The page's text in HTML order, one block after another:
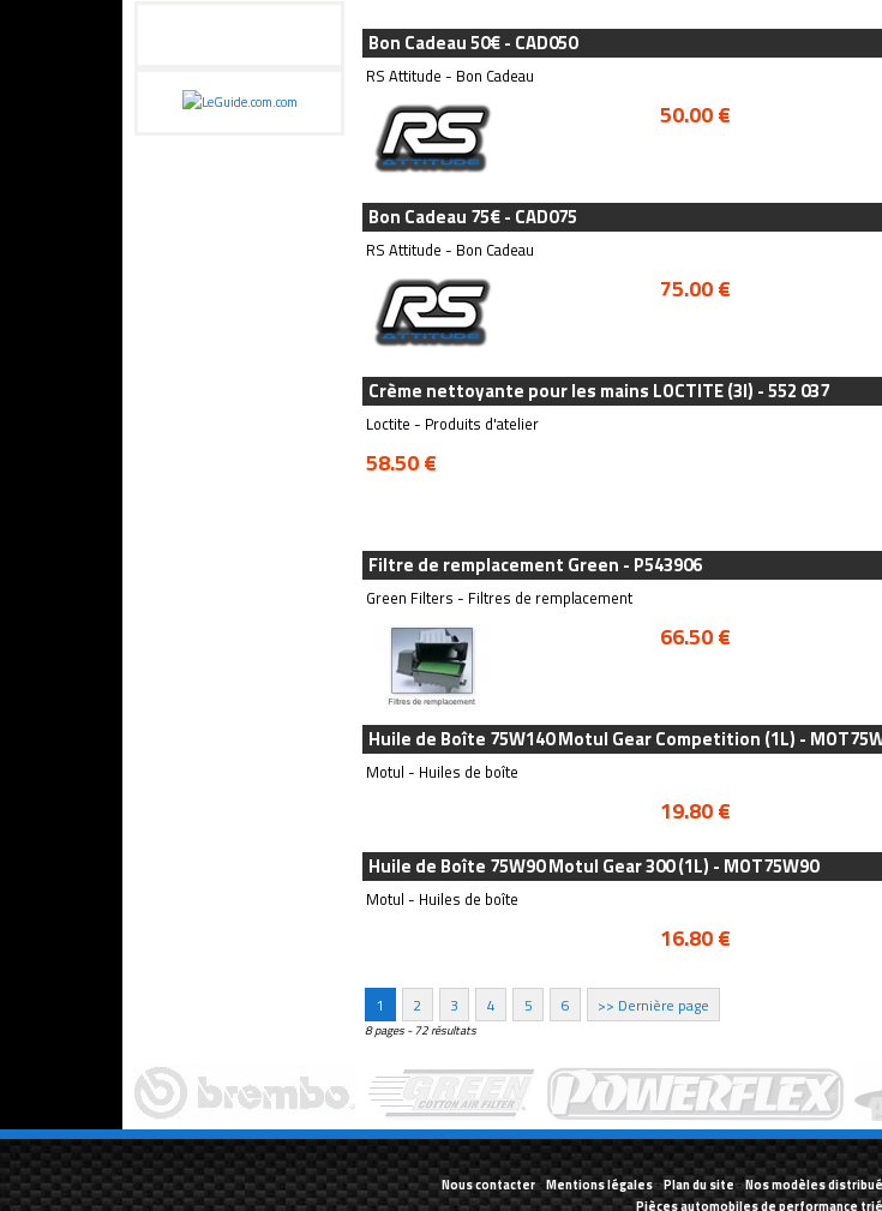
Bon Cadeau 50€ - CAD050
RS Attitude - Bon Cadeau
50.00 €
Bon Cadeau 75€ - CAD075
RS Attitude - Bon Cadeau
75.00 €
Crème nettoyante pour les mains LOCTITE (3l) - 552 037
Loctite - Produits d'atelier
58.50 €
Filtre de remplacement Green - P543906
Green Filters - Filtres de remplacement
66.50 €
Huile de Boîte 75W140 Motul Gear Competition (1L) -
Motul - Huiles de boîte
19.80 €
Huile de Boîte 75W90 Motul Gear 300 (1L) - MOT75W90
Motul - Huiles de boîte
16.80 €
1 2 3 4 5 6 >> Dernière page
8 pages - 72 résultats
Nous contacter-Mentions légales-Plan du site-Nos modèles
Pièces automobiles de performance